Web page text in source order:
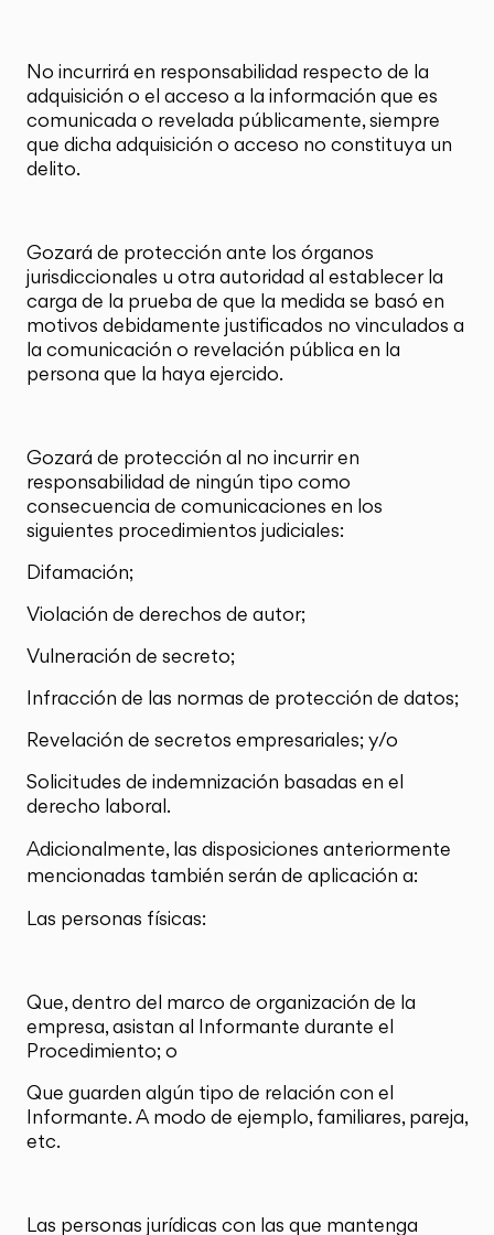
No incurrirá en responsabilidad respecto de la
adquisición o el acceso a la información que es
comunicada o revelada públicamente, siempre
que dicha adquisición o acceso no constituya un
delito.
Gozará de protección ante los órganos
jurisdiccionales u otra autoridad al establecer la
carga de la prueba de que la medida se basó en
motivos debidamente justificados no vinculados a
la comunicación o revelación pública en la
persona que la haya ejercido.
Gozará de protección al no incurrir en
responsabilidad de ningún tipo como
consecuencia de comunicaciones en los
siguientes procedimientos judiciales:
Difamación;
Violación de derechos de autor;
Vulneración de secreto;
Infracción de las normas de protección de datos;
Revelación de secretos empresariales; y/o
Solicitudes de indemnización basadas en el
derecho laboral.
Adicionalmente, las disposiciones anteriormente
mencionadas también serán de aplicación a:
Las personas físicas:
Que, dentro del marco de organización de la
empresa, asistan al Informante durante el
Procedimiento; o
Que guarden algún tipo de relación con el
Informante. A modo de ejemplo, familiares, pareja,
etc.
Las personas jurídicas con las que mantenga